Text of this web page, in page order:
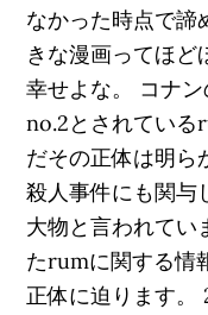
なかった時点で諦
きな漫画ってほど
幸せよな。 コナ
no.2とされている
だその正体は明ら
殺人事件にも関与
大物と言われてい
たrumに関する情
正体に迫ります